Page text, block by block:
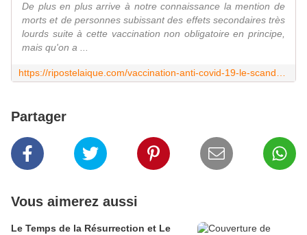
De plus en plus arrive à notre connaissance la mention de
morts et de personnes subissant des effets secondaires très
lourds suite à cette vaccination non obligatoire en principe,
mais qu'on a ...
Partager
Vous aimerez aussi
Le Temps de la Résurrection et Le